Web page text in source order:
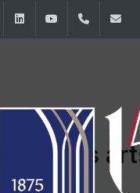
InstagramLinkedInYouTube+961
des